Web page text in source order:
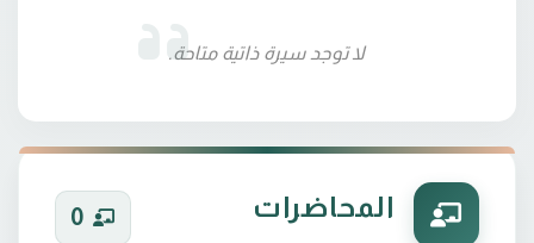
لا توجد سيرة ذاتية متاحة.
المحاضرات 0